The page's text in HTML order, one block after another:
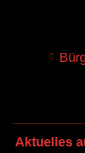
Aktuelles